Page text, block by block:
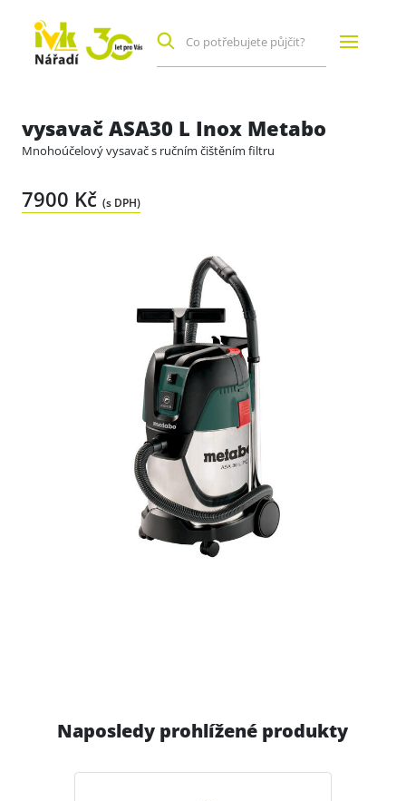
vysavač ASA30 L Inox Metabo
Mnohoúčelový vysavač s ručním čištěním filtru
7900 Kč(s DPH)
Naposledy prohlížené produkty